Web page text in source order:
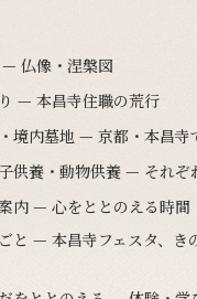
仏像・涅槃図
— 本昌寺住職の荒行
境内墓地 — 京都・本昌寺
供養・動物供養 — それぞ
内 — 心をととのえる時間
と — 本昌寺フェスタ、き